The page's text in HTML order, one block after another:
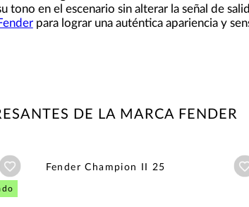
tono en el escenario sin alterar la señal de
para lograr una auténtica apariencia y
DE LA MARCA FENDER
Añadir a wishlist
Fender Champion II 25